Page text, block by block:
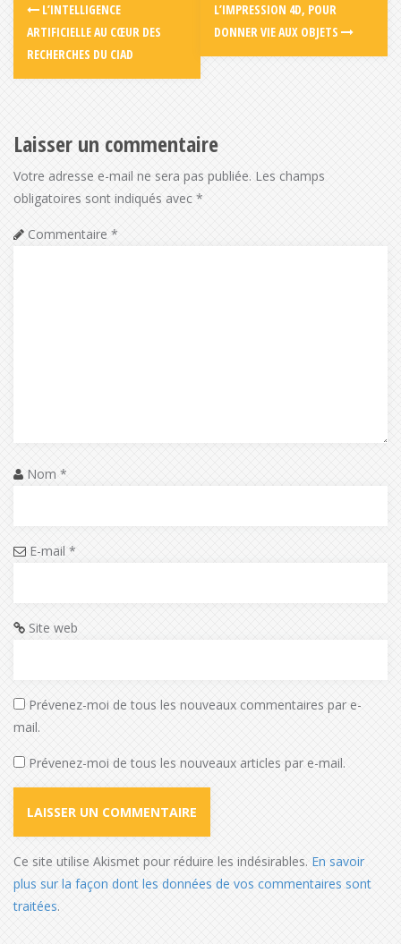
L’INTELLIGENCE
ARTIFICIELLE AU CŒUR DES
RECHERCHES DU CIAD
L’IMPRESSION 4D, POUR
DONNER VIE AUX OBJETS
Laisser un commentaire
Votre adresse e-mail ne sera pas publiée. Les champs
obligatoires sont indiqués avec *
Commentaire *
Nom *
E-mail *
Site web
Prévenez-moi de tous les nouveaux commentaires par e-
mail.
Prévenez-moi de tous les nouveaux articles par e-mail.
Ce site utilise Akismet pour réduire les indésirables. En savoir
plus sur la façon dont les données de vos commentaires sont
traitées.